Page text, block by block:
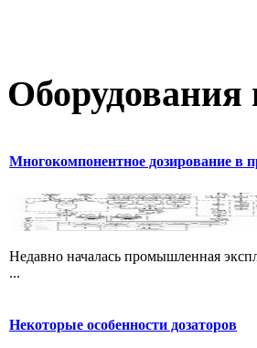
Оборудования
Многокомпонентное дозирование в
Недавно началась промышленная
...
Некоторые особенности дозаторов